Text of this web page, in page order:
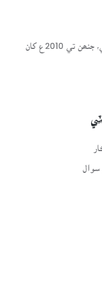
سنڌسلامت ڪتاب گهر ھڪ آن لائين لائبريري آھي، جنھن تي 2010ع کان